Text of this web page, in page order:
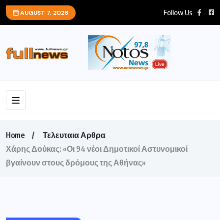
AUGUST 7, 2026 Follow Us
Home
Τελευταια Αρθρα
Χάρης Δούκας: «Οι 94 νέοι Δημοτικοί Αστυνομικοί
βγαίνουν στους δρόμους της Αθήνας»